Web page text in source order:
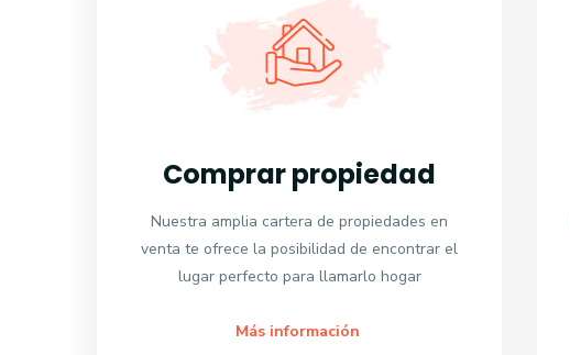
Comprar propiedad
Nuestra amplia cartera de propiedades en
venta te ofrece la posibilidad de encontrar el
lugar perfecto para llamarlo hogar
Más información